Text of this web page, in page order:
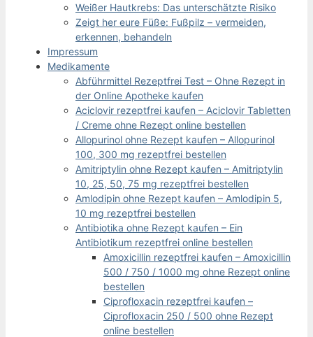
Weißer Hautkrebs: Das unterschätzte Risiko
Zeigt her eure Füße: Fußpilz – vermeiden,
erkennen, behandeln
Impressum
Medikamente
Abführmittel Rezeptfrei Test – Ohne Rezept in
der Online Apotheke kaufen
Aciclovir rezeptfrei kaufen – Aciclovir Tabletten
/ Creme ohne Rezept online bestellen
Allopurinol ohne Rezept kaufen – Allopurinol
100, 300 mg rezeptfrei bestellen
Amitriptylin ohne Rezept kaufen – Amitriptylin
10, 25, 50, 75 mg rezeptfrei bestellen
Amlodipin ohne Rezept kaufen – Amlodipin 5,
10 mg rezeptfrei bestellen
Antibiotika ohne Rezept kaufen – Ein
Antibiotikum rezeptfrei online bestellen
Amoxicillin rezeptfrei kaufen – Amoxicillin
500 / 750 / 1000 mg ohne Rezept online
bestellen
Ciprofloxacin rezeptfrei kaufen –
Ciprofloxacin 250 / 500 ohne Rezept
online bestellen